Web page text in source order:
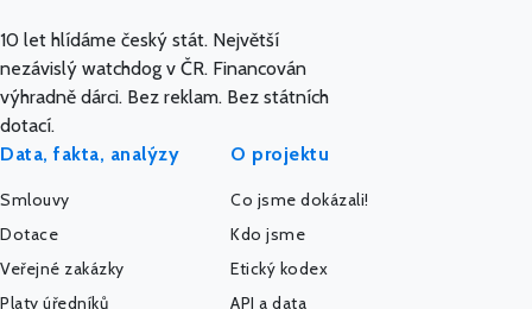
10 let hlídáme český stát. Největší
nezávislý watchdog v ČR. Financován
výhradně dárci. Bez reklam. Bez státních
dotací.
Data, fakta, analýzy
Smlouvy
Dotace
Veřejné zakázky
Platy úředníků
O projektu
Co jsme dokázali!
Kdo jsme
Etický kodex
API a data